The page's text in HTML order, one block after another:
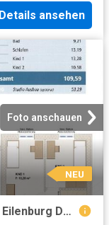
Details ansehen
Foto anschauen
NEU
Zu Verkaufen 6 Schlafzimmer Haus Eilenburg Deutschland DS96275061